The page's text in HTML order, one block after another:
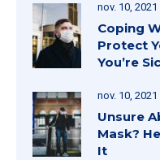
nov. 10, 2021
Coping
Protect
You’re
nov. 10, 2021
Unsure
Mask?
It